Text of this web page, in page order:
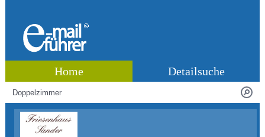
Home Detailsuche